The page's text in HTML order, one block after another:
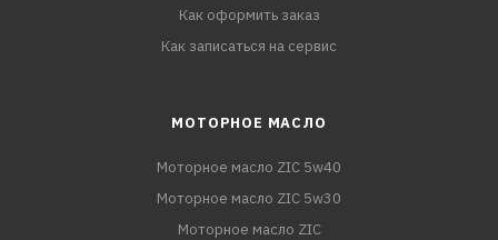
Как оформить заказ
Как записаться на сервис
МОТОРНОЕ МАСЛО
Моторное масло ZIC 5w40
Моторное масло ZIC 5w30
Моторное масло ZIC